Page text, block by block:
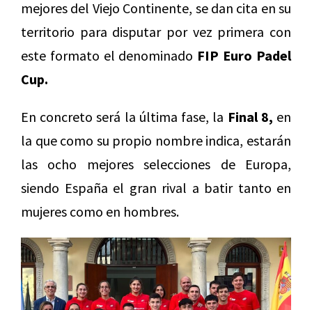
mejores del Viejo Continente, se dan cita en su
territorio para disputar por vez primera con
este formato el denominado FIP Euro Padel
Cup.
En concreto será la última fase, la Final 8, en
la que como su propio nombre indica, estarán
las ocho mejores selecciones de Europa,
siendo España el gran rival a batir tanto en
mujeres como en hombres.